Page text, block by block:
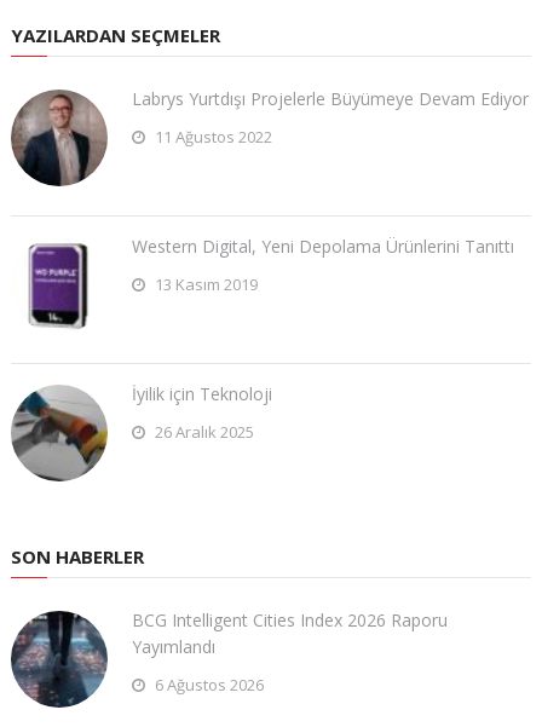
YAZILARDAN SEÇMELER
Labrys Yurtdışı Projelerle Büyümeye Devam Ediyor
11 Ağustos 2022
Western Digital, Yeni Depolama Ürünlerini Tanıttı
13 Kasım 2019
İyilik için Teknoloji
26 Aralık 2025
SON HABERLER
BCG Intelligent Cities Index 2026 Raporu
Yayımlandı
6 Ağustos 2026